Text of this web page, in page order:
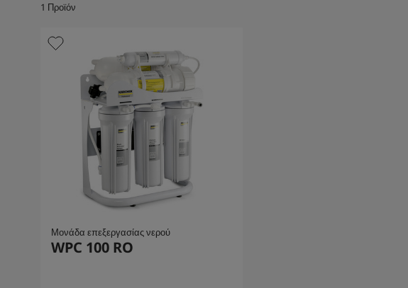
1 Προϊόν
Μονάδα επεξεργασίας νερού
WPC 100 RO